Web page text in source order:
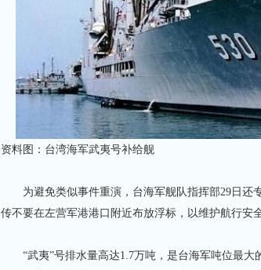
资料图：台湾海军武夷号补给舰
为避免类似事件重演，台海军舰队指挥部29日还
传不要在左营军港港口附近布放浮标，以维护航行安全
“武夷”号排水量高达1.7万吨，是台海军吨位最大